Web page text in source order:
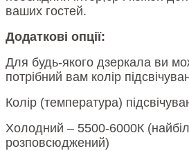
ваших гостей.
Додаткові опції:
Для будь-якого дзеркала ви
потрібний вам колір
Колір (температура)
Холодний – 5500-6000К
розповсюджений)